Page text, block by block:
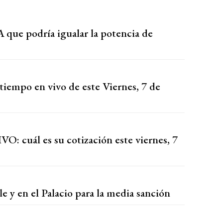
que podría igualar la potencia de
en vivo de este Viernes, 7 de
cuál es su cotización este viernes, 7
y en el Palacio para la media sanción